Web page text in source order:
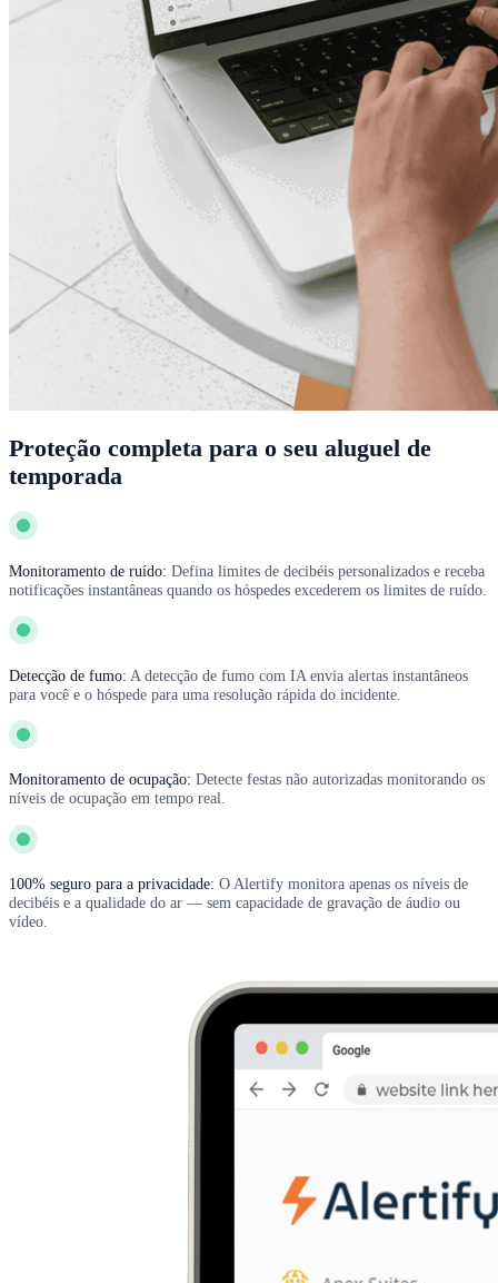
Proteção completa para o seu aluguel de
temporada
Monitoramento de ruído: Defina limites de decibéis personalizados e receba
notificações instantâneas quando os hóspedes excederem os limites de ruído.
Detecção de fumo: A detecção de fumo com IA envia alertas instantâneos
para você e o hóspede para uma resolução rápida do incidente.
Monitoramento de ocupação: Detecte festas não autorizadas monitorando os
níveis de ocupação em tempo real.
100% seguro para a privacidade: O Alertify monitora apenas os níveis de
decibéis e a qualidade do ar — sem capacidade de gravação de áudio ou
vídeo.